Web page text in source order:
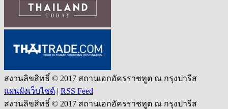
สงวนลิขสิทธิ์ © 2017 สถานเอกอัครราชทูต ณ กรุงปารีส
แผนผังเว็บไซต์ | RSS Feed
สงวนลิขสิทธิ์ © 2017 สถานเอกอัครราชทูต ณ กรุงปารีส